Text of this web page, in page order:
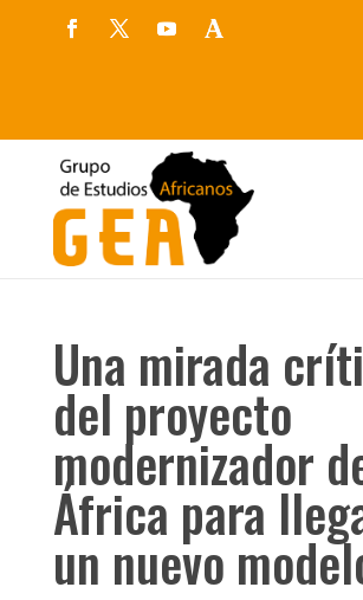
Una mirada
del proyecto
modernizador
África para
un nuevo